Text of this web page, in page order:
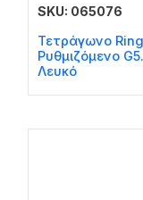
SKU: 065076
Τετράγωνο Ring
Ρυθμιζόμενο
Λευκό